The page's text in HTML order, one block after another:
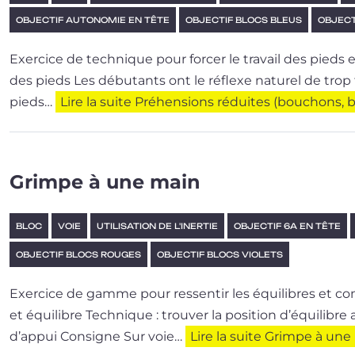
OBJECTIF AUTONOMIE EN TÊTE OBJECTIF BLOCS BLEUS
Exercice de tech­nique pour for­cer le tra­vail des
des pieds Les débu­tants ont le réflexe natu­rel de trop
pieds… Lire la suite Préhensions réduites (bouchons,
Grimpe à une main
BLOC VOIE UTILISATION DE L'INERTIE OBJECTIF 6A EN TÊTE
OBJECTIF BLOCS ROUGES OBJECTIF BLOCS VIOLETS
Exercice de gamme pour res­sen­tir les équi­libres et
et équilibre Technique : trou­ver la posi­tion
d’appui Consigne Sur voie… Lire la suite Grimpe à une